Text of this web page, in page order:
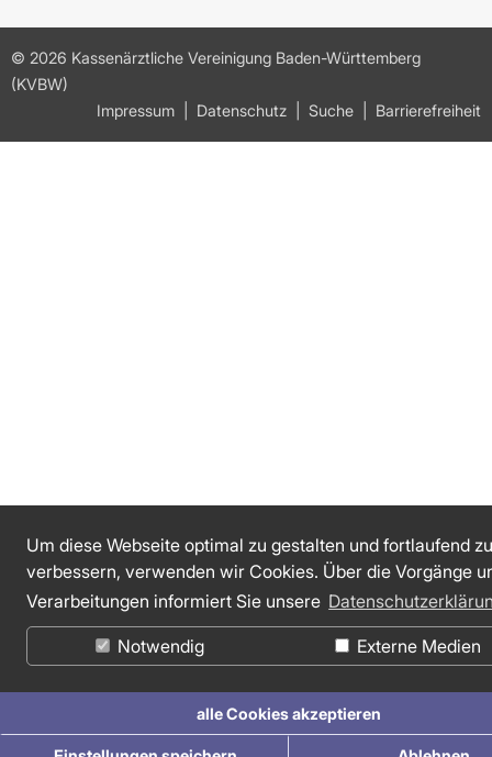
© 2026 Kassenärztliche Vereinigung Baden-Württemberg
(KVBW)
Impressum
Datenschutz Suche Barrierefreiheit
Um diese Webseite optimal zu gestalten und fortlaufend zu
verbessern, verwenden wir Cookies. Über die Vorgänge
Verarbeitungen informiert Sie unsere
Notwendig Externe Medien
alle Cookies akzeptieren